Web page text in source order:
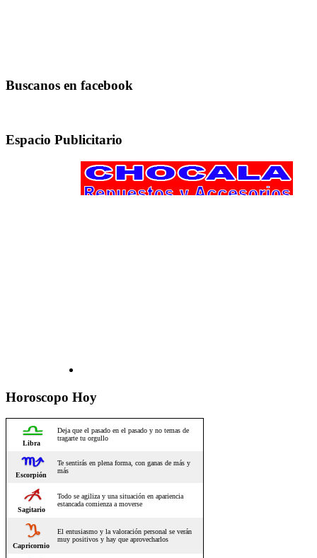
Buscanos en facebook
Espacio Publicitario
Horoscopo Hoy